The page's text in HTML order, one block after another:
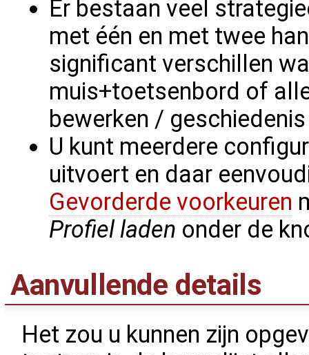
Er bestaan veel
met één en met twee
significant verschillen
muis+toetsenbord of
bewerken /
U kunt meerdere
uitvoert en daar
Gevorderde voorkeuren
Profiel laden onder de
Aanvullende details
Het zou u kunnen zijn